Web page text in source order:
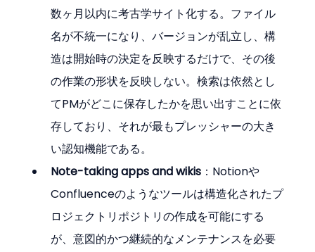
数ヶ月以内に考古学サイト化する。ファイル
名が不統一になり、バージョンが乱立し、構
造は開始時の決定を反映するだけで、その後
の作業の形状を反映しない。検索は依然とし
てPMがどこに保存したかを思い出すことに依
存しており、それが最もプレッシャーの大き
い認知機能である。
Note-taking apps and wikis ：Notionや
Confluenceのようなツールは構造化されたプ
ロジェクトリポジトリの作成を可能にする
が、意図的かつ継続的なメンテナンスを必要